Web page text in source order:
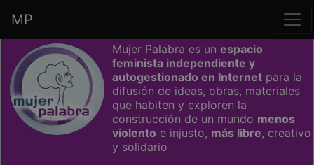
Saltar grupo de enlaces
MP
Mujer Palabra es un espacio
feminista independiente y
autogestionado en Internet para la
difusión de ideas, obras, materiales
que habiten y exploren la
construcción de un mundo menos
violento e injusto, más libre, creativo
y solidario